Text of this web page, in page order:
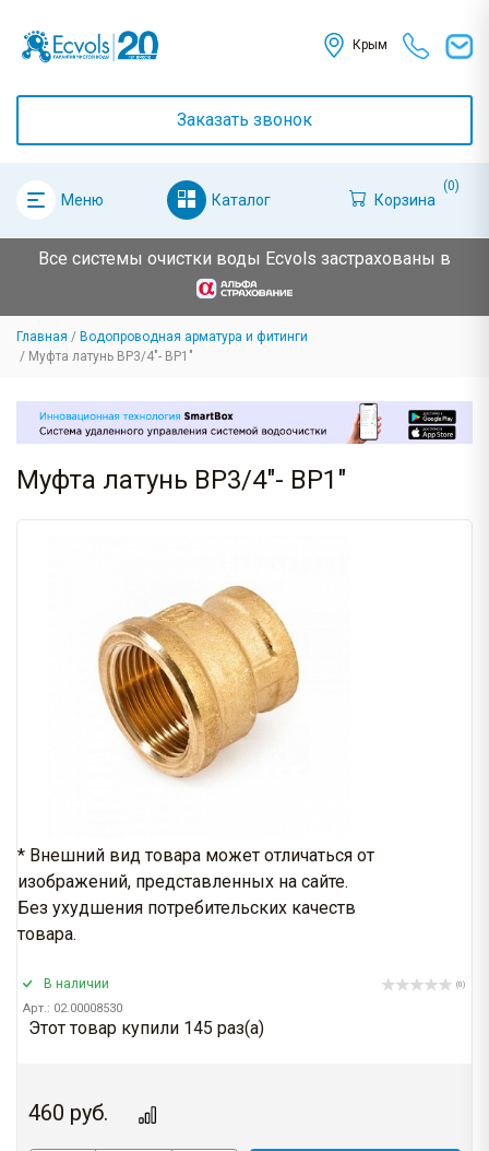
Крым
Заказать звонок
Меню Каталог Корзина
(0)
Все системы очистки воды Ecvols застрахованы в
Главная
Водопроводная арматура и фитинги
Муфта латунь ВР3/4"- ВР1"
Муфта латунь ВР3/4"- ВР1"
* Внешний вид товара может отличаться от
изображений, представленных на сайте.
Без ухудшения потребительских качеств
товара.
В наличии
Арт.: 02.00008530
(0)
Этот товар купили 145 раз(a)
460 руб.